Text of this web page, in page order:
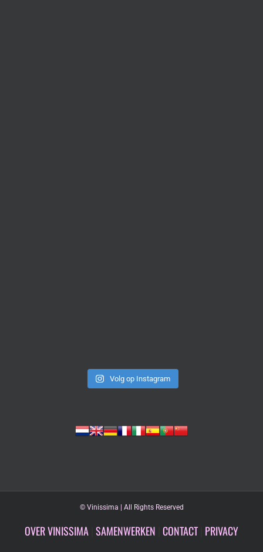
Volg op Instagram
© Vinissima | All Rights Reserved
OVER VINISSIMA SAMENWERKEN CONTACT| PRIVACY